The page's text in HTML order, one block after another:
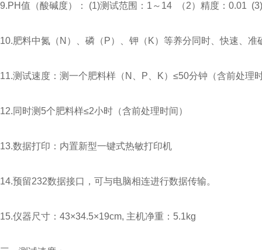
9.PH值（酸碱度）： (1)测试范围：1～14 （2）精度：0.01
10.肥料中氮（N）、磷（P）、钾（K）等养分同时、快速、准
11.测试速度：测一个肥料样（N、P、K）≤50分钟（含前处理
12.同时测5个肥料样≤2小时（含前处理时间）
13.数据打印：内置新型一键式热敏打印机
14.预留232数据接口，可与电脑相连进行数据传输。
15.仪器尺寸：43×34.5×19cm, 主机净重：5.1kg